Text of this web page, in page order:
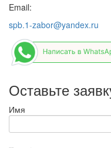
Email:
spb.1-zabor@yandex.ru
Оставьте
Имя